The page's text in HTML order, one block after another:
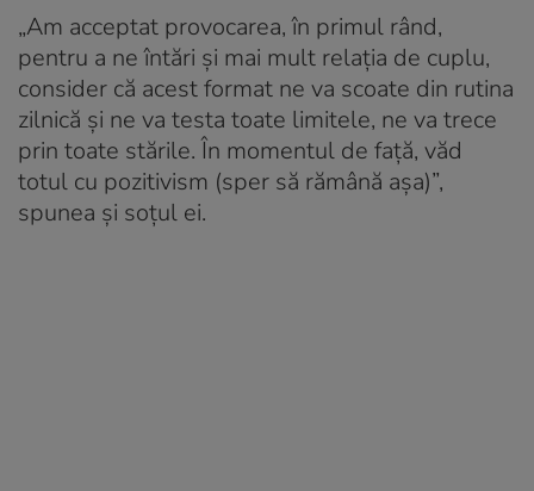
„Am acceptat provocarea, în primul rând,
pentru a ne întări și mai mult relația de cuplu,
consider că acest format ne va scoate din rutina
zilnică și ne va testa toate limitele, ne va trece
prin toate stările. În momentul de față, văd
totul cu pozitivism (sper să rămână așa)”,
spunea și soțul ei.